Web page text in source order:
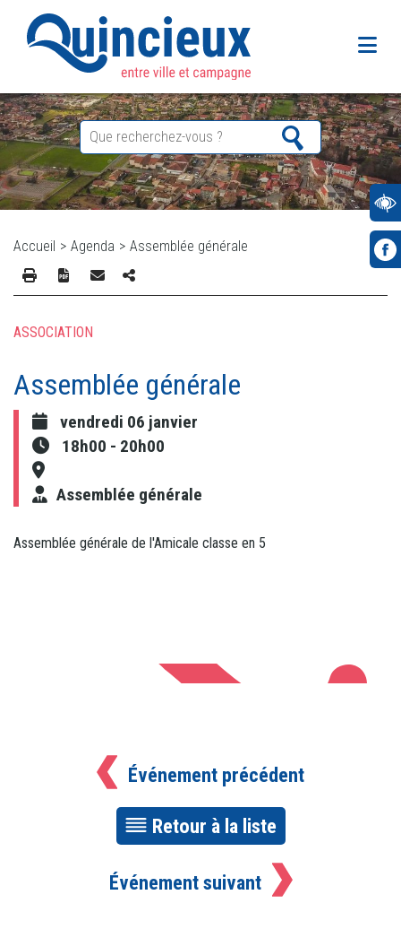
Accueil > Agenda > Assemblée générale
ASSOCIATION
Assemblée générale
vendredi 06 janvier
18h00 - 20h00
Assemblée générale
Assemblée générale de l'Amicale classe en 5
Événement précédent
Retour à la liste
Événement suivant